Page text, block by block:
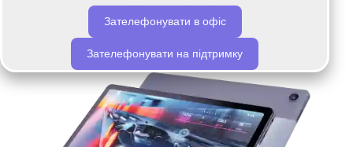
Зателефонувати в офіс
Зателефонувати на підтримку